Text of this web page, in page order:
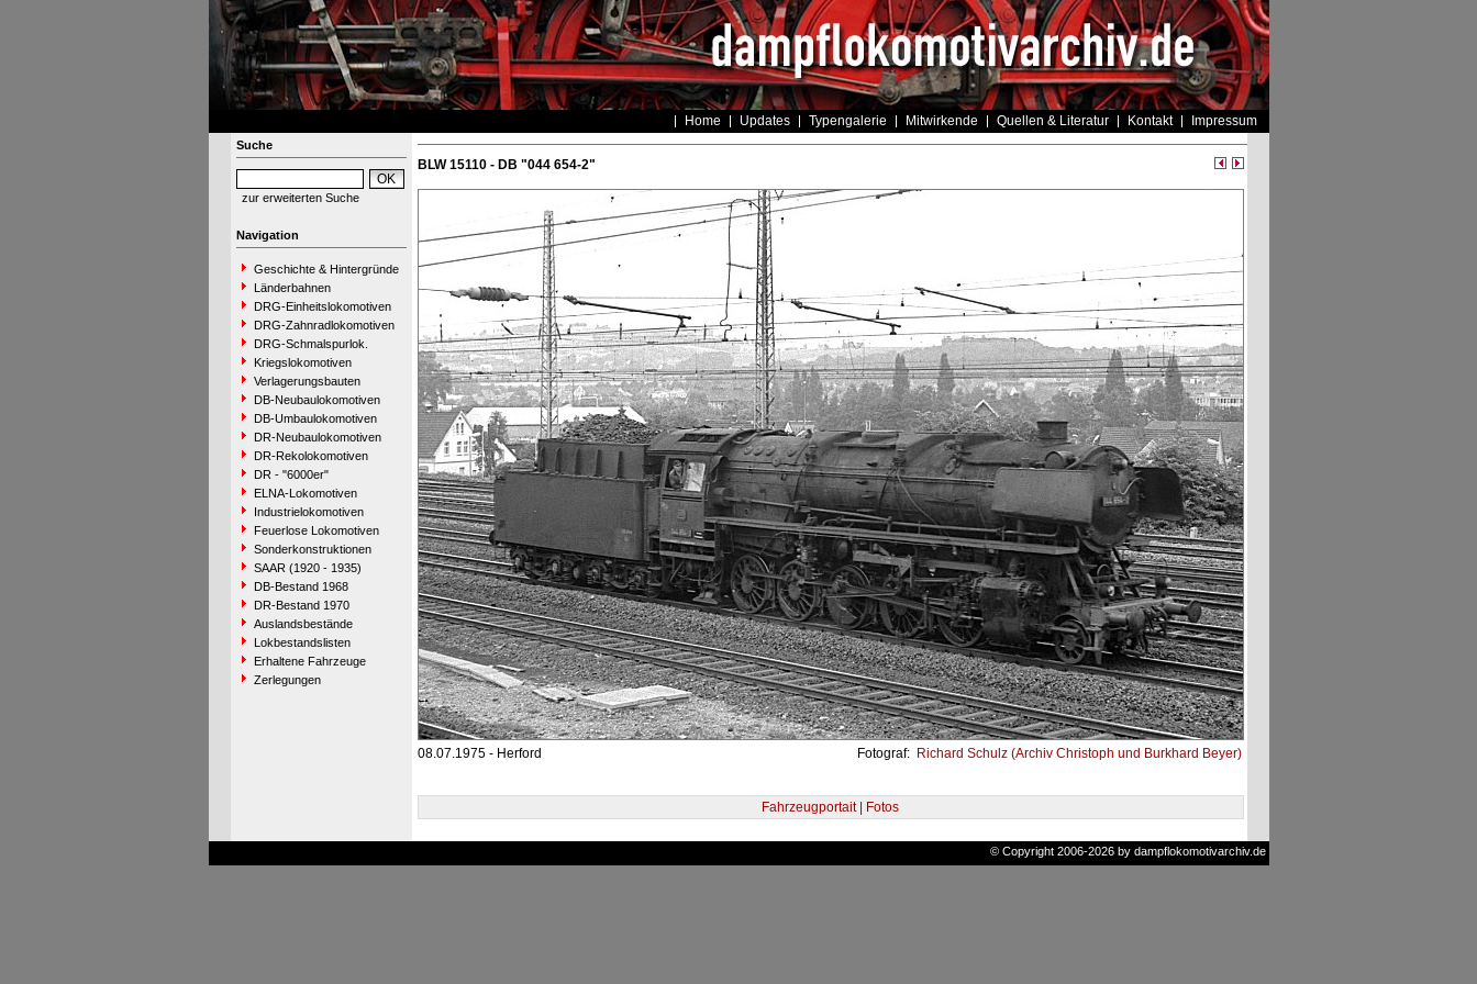
Home Updates Typengalerie Mitwirkende Quellen & Literatur Kontakt Impressum
Suche
zur erweiterten Suche
Navigation
Geschichte & Hintergründe
Länderbahnen
DRG-Einheitslokomotiven
DRG-Zahnradlokomotiven
DRG-Schmalspurlok.
Kriegslokomotiven
Verlagerungsbauten
DB-Neubaulokomotiven
DB-Umbaulokomotiven
DR-Neubaulokomotiven
DR-Rekolokomotiven
DR - "6000er"
ELNA-Lokomotiven
Industrielokomotiven
Feuerlose Lokomotiven
Sonderkonstruktionen
SAAR (1920 - 1935)
DB-Bestand 1968
DR-Bestand 1970
Auslandsbestände
Lokbestandslisten
Erhaltene Fahrzeuge
Zerlegungen
BLW 15110 - DB "044 654-2"
08.07.1975 - Herford Fotograf: Richard Schulz (Archiv Christoph und Burkhard Beyer)
Fahrzeugportait | Fotos
© Copyright 2006-2026 by dampflokomotivarchiv.de